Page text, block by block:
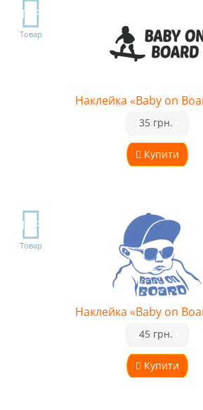
TOP
Товар
Наклейка «Baby on
Купити
35 грн.
TOP
Товар
Наклейка «Baby on
Купити
45 грн.